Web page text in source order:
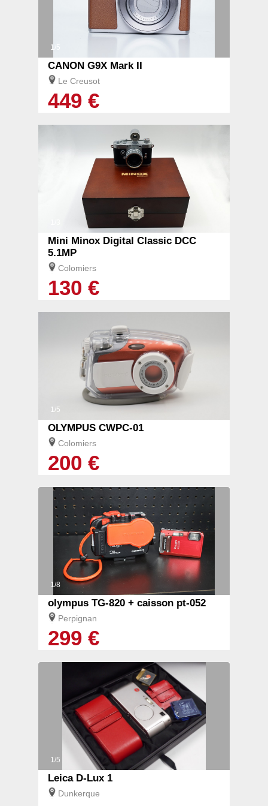
1/5
CANON G9X Mark II
Le Creusot
449 €
Mini Minox Digital Classic DCC
5.1MP
Colomiers
130 €
1/5
OLYMPUS CWPC-01
Colomiers
200 €
1/8
olympus TG-820 + caisson pt-052
Perpignan
299 €
1/5
Leica D-Lux 1
Dunkerque